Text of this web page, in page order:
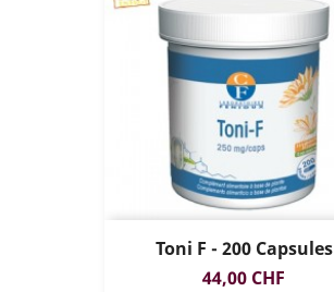
Toni F - 200 Capsules
Prix
44,00 CHF